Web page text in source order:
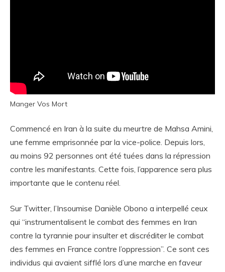
Manger Vos Mort
Commencé en Iran à la suite du meurtre de Mahsa Amini,
une femme emprisonnée par la vice-police. Depuis lors,
au moins 92 personnes ont été tuées dans la répression
contre les manifestants. Cette fois, l’apparence sera plus
importante que le contenu réel.
Sur Twitter, l’Insoumise Danièle Obono a interpellé ceux
qui “instrumentalisent le combat des femmes en Iran
contre la tyrannie pour insulter et discréditer le combat
des femmes en France contre l’oppression”. Ce sont ces
individus qui avaient sifflé lors d’une marche en faveur